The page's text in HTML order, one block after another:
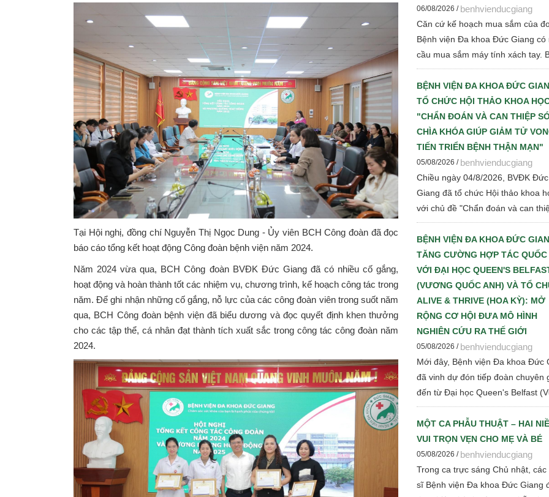
Tại Hội nghị, đồng chí Nguyễn Thị Ngọc Dung - Ủy viên BCH Công đoàn đã đọc
báo cáo tổng kết hoạt động Công đoàn bệnh viện năm 2024.
Năm 2024 vừa qua, BCH Công đoàn BVĐK Đức Giang đã có nhiều cố gắng,
hoạt động và hoàn thành tốt các nhiệm vụ, chương trình, kế hoạch công tác trong
năm. Để ghi nhận những cố gắng, nỗ lực của các công đoàn viên trong suốt năm
qua, BCH Công đoàn bệnh viện đã biểu dương và đọc quyết định khen thưởng
cho các tập thể, cá nhân đạt thành tích xuất sắc trong công tác công đoàn năm
2024.
06/08/2026 / benhvienducgiang
Căn cứ kế hoạch mua sắm của
Bệnh viện Đa khoa Đức Giang có
cầu mua sắm máy tính xách tay.
viện kính đề nghị các đơn vị, tổ
có đủ tư cách pháp nhân tham gia
giá cạnh tranh để Bệnh viện thực
các bước đấu thầu theo quy định
hành
BỆNH VIỆN ĐA KHOA ĐỨC
TỔ CHỨC HỘI THẢO KHOA
"CHẨN ĐOÁN VÀ CAN THIỆP
CHÌA KHÓA GIÚP GIẢM TỬ
TIẾN TRIỂN BỆNH THẬN MẠN"
05/08/2026 / benhvienducgiang
Chiều ngày 04/8/2026, BVĐK Đức
Giang đã tổ chức Hội thảo khoa
với chủ đề "Chẩn đoán và can
sớm – Chìa khóa giúp giảm tử
tiến triển bệnh thận mạn" nhằm
nhật những tiến bộ mới trong
đoán, điều trị và quản lý bệnh
mạn cho đội ngũ cán bộ y tế.
BỆNH VIỆN ĐA KHOA ĐỨC
TĂNG CƯỜNG HỢP TÁC QUỐC
VỚI ĐẠI HỌC QUEEN'S
(VƯƠNG QUỐC ANH) VÀ TỔ
ALIVE & THRIVE (HOA KỲ): MỞ
RỘNG CƠ HỘI ĐƯA MÔ HÌNH
NGHIÊN CỨU RA THẾ GIỚI
05/08/2026 / benhvienducgiang
Mới đây, Bệnh viện Đa khoa Đức
đã vinh dự đón tiếp đoàn chuyên
đến từ Đại học Queen's Belfast
quốc Anh) và Tổ chức Alive &
(Hoa Kỳ) đến tham quan, làm việc
trao đổi chuyên môn về dinh
mẹ - trẻ em, phát triển Ngân hàng
mẹ, vi sinh, phân tích y sinh, đồng
thảo luận các định hướng hợp tác
MỘT CA PHẪU THUẬT – HAI
VUI TRỌN VẸN CHO MẸ VÀ BÉ
05/08/2026 / benhvienducgiang
Trong ca trực sáng Chủ nhật, các
sĩ Bệnh viện Đa khoa Đức Giang